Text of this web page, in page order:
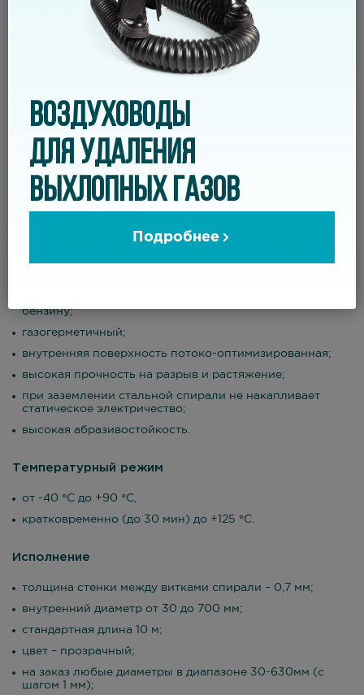
любые абразивные вещества;
транспортировка твердых частиц, порошка;
масляные испарения, сварочный дым;
деревообработка, пищевая промышленность.
Свойства
очень гибкий, легкий;
малый радиус изгиба;
бензину;
газогерметичный;
внутренняя поверхность потоко-оптимизированная;
высокая прочность на разрыв и растяжение;
при заземлении стальной спирали не накапливает
статическое электричество;
высокая абразивостойкость.
Температурный режим
от -40 °С до +90 °С,
кратковременно (до 30 мин) до +125 °С.
Исполнение
толщина стенки между витками спирали – 0,7 мм;
внутренний диаметр от 30 до 700 мм;
стандартная длина 10 м;
цвет – прозрачный;
на заказ любые диаметры в диапазоне 30-630мм (с
шагом 1 мм);
ВОЗДУХОВОДЫ
ДЛЯ УДАЛЕНИЯ
ВЫХЛОПНЫХ ГАЗОВ
Подробнее